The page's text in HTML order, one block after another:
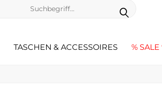
TASCHEN & ACCESSOIRES % SALE